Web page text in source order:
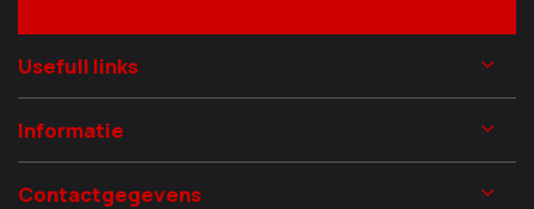
Usefull links
Informatie
Contactgegevens